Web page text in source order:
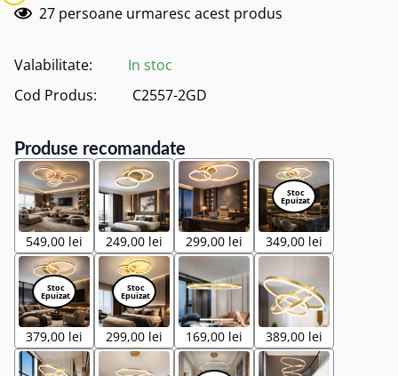
27 persoane urmaresc acest produs
Valabilitate:
In stoc
Cod Produs:
C2557-2GD
Produse recomandate
549,00 lei 249,00 lei 299,00 lei 349,00 lei
379,00 lei 299,00 lei 169,00 lei 389,00 lei